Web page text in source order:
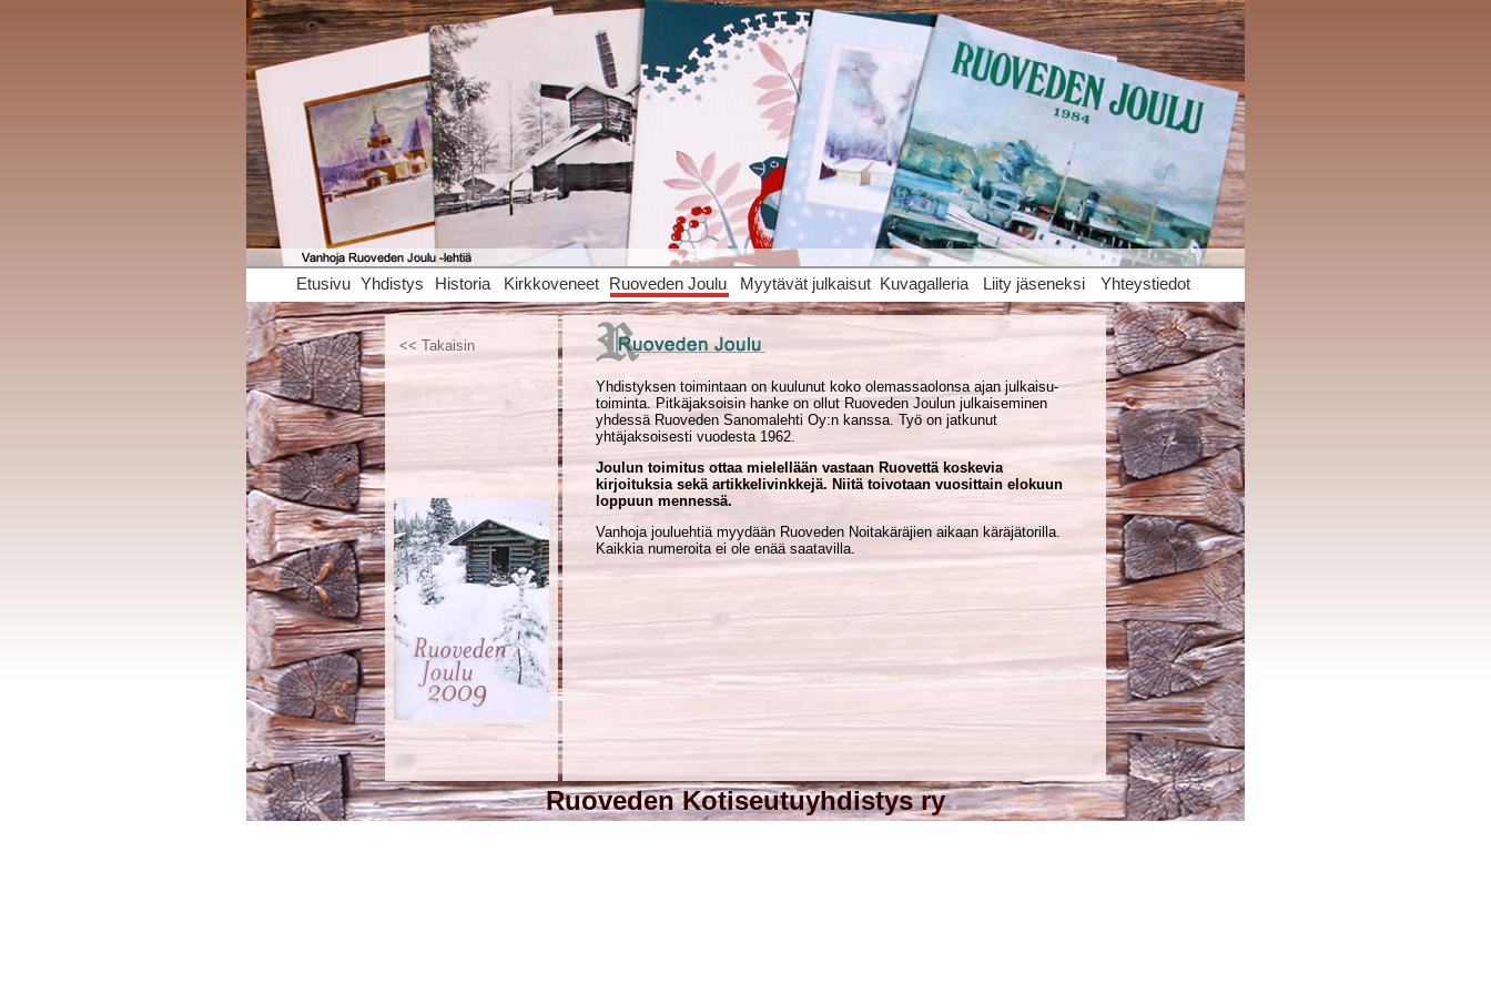
Etusivu Yhdistys Historia Kirkkoveneet Ruoveden Joulu Myytävät julkaisut Kuvagalleria Liity jäseneksi Yhteystiedot
<< Takaisin
Yhdistyksen toimintaan on kuulunut koko olemassaolonsa ajan julkaisu­
toiminta. Pitkäjaksoisin hanke on ollut Ruoveden Joulun julkaiseminen
yhdessä Ruoveden Sanoma­lehti Oy:n kanssa. Työ on jatkunut
yhtäjaksoisesti vuodesta 1962.
Joulun toimitus ottaa mielellään vastaan Ruovettä koskevia
kirjoituksia sekä artikkeli­vinkkejä. Niitä toivotaan vuosittain elokuun
loppuun mennessä.
Vanhoja jouluehtiä myydään Ruoveden Noitakäräjien aikaan käräjätorilla.
Kaikkia numeroita ei ole enää saatavilla.
Ruoveden Kotiseutuyhdistys ry